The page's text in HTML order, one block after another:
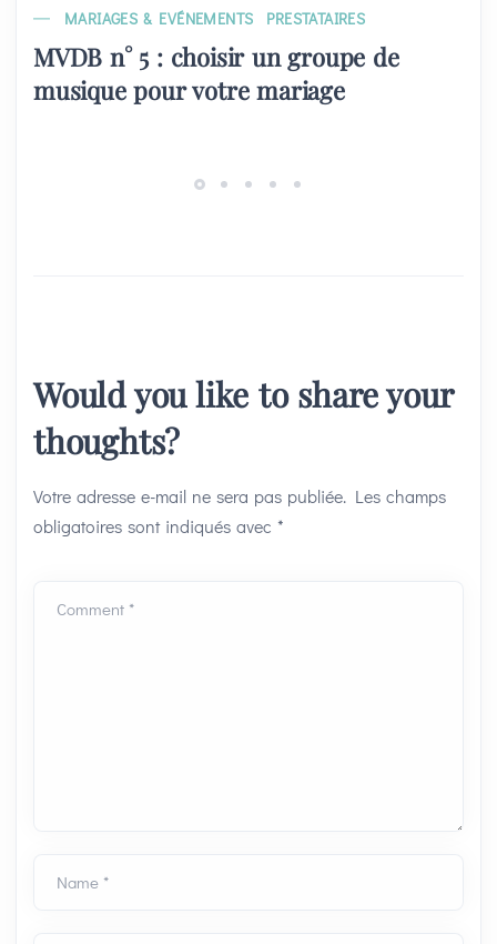
MARIAGES & EVÉNEMENTS PRESTATAIRES
MVDB n° 5 : choisir un groupe de
musique pour votre mariage
Would you like to share your
thoughts?
Votre adresse e-mail ne sera pas publiée. Les champs
obligatoires sont indiqués avec *
Comment *
Name *